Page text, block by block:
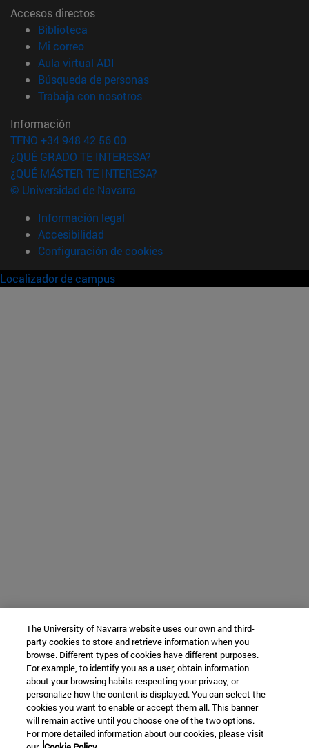
Accesos directos
Biblioteca
Mi correo(abre en nueva ventana)
Aula virtual ADI
Búsqueda de personas(abre en nueva ventana)
Trabaja con nosotros(abre en nueva ventana)
Información
TFNO +34 948 42 56 00
¿QUÉ GRADO TE INTERESA?
¿QUÉ MÁSTER TE INTERESA?
© Universidad de Navarra
Información legal
Accesibilidad
Configuración de cookies
Localizador de campus
The University of Navarra website uses our own and third-
party cookies to store and retrieve information when you
browse. Different types of cookies have different purposes.
For example, to identify you as a user, obtain information
about your browsing habits respecting your privacy, or
personalize how the content is displayed. You can select the
cookies you want to enable or accept them all. This banner
will remain active until you choose one of the two options.
For more detailed information about our cookies, please visit